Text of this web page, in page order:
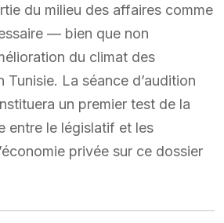
du milieu des affaires comme
— bien que non
du climat des
Tunisie. La séance d’audition
un premier test de la
entre le législatif et les
privée sur ce dossier